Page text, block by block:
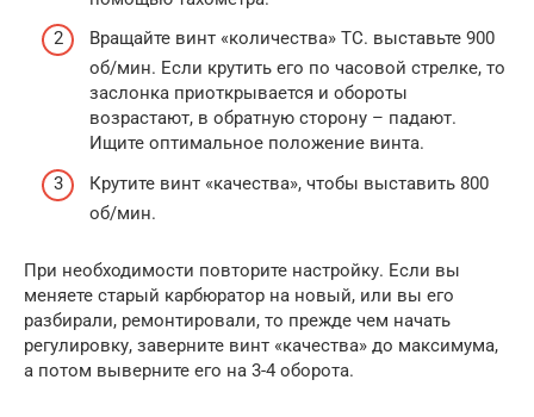
Вращайте винт «количества» ТС. выставьте 900
об/мин. Если крутить его по часовой стрелке, то
заслонка приоткрывается и обороты
возрастают, в обратную сторону – падают.
Ищите оптимальное положение винта.
Крутите винт «качества», чтобы выставить 800
об/мин.
При необходимости повторите настройку. Если вы
меняете старый карбюратор на новый, или вы его
разбирали, ремонтировали, то прежде чем начать
регулировку, заверните винт «качества» до максимума,
а потом выверните его на 3-4 оборота.